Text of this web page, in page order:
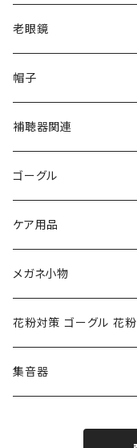
VivienneWestwood ヴ
PAGE BOY ページボー
フルラ FURLA
トムフォード TOM
NIKE ナイキ
クロエ chloe
ポリス POLICE
adidas アディダス
gucci グッチ
VivienneWestwood ヴ
FURLA フルラ
トムフォード TOM FORD
Oakley オークリー
renoma レノマ
RODEN STOCK ローデ
アーバンリサーチ
老眼鏡
エッシェンバッハ
PORSCHE DESIGN ポ
ルーペ
帽子
補聴器関連
ゴーグル
アックス AXE
花粉対策ゴーグル
度つき対応ゴーグル
コンバース CONVERSE
ケア用品
メガネ小物
花粉対策 ゴーグル 花粉
S-size
集音器